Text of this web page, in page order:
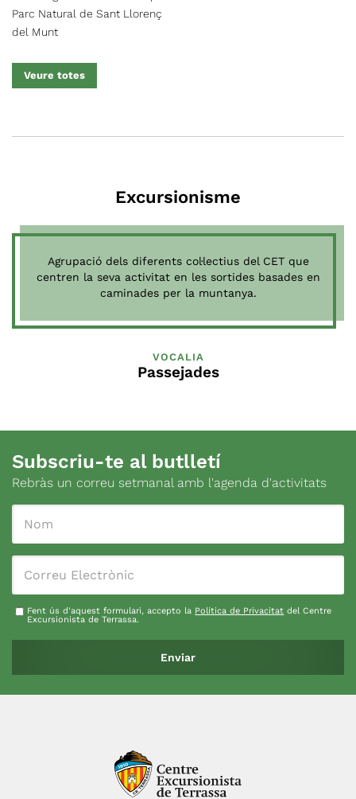
passat el coll de l’Obac, al
cartell que indica el nom de
en aquesta explanada
Parc Natural de Sant Llorenç
del Munt
Veure totes
Excursionisme
Agrupació dels diferents col·lectius del CET que
centren la seva activitat en les sortides basades en
caminades per la muntanya.
VOCALIA
Passejades
Subscriu-te al butlletí
Rebràs un correu setmanal amb l'agenda d'activitats
Fent ús d'aquest formulari, accepto la Política de Privacitat del Centre
Excursionista de Terrassa.